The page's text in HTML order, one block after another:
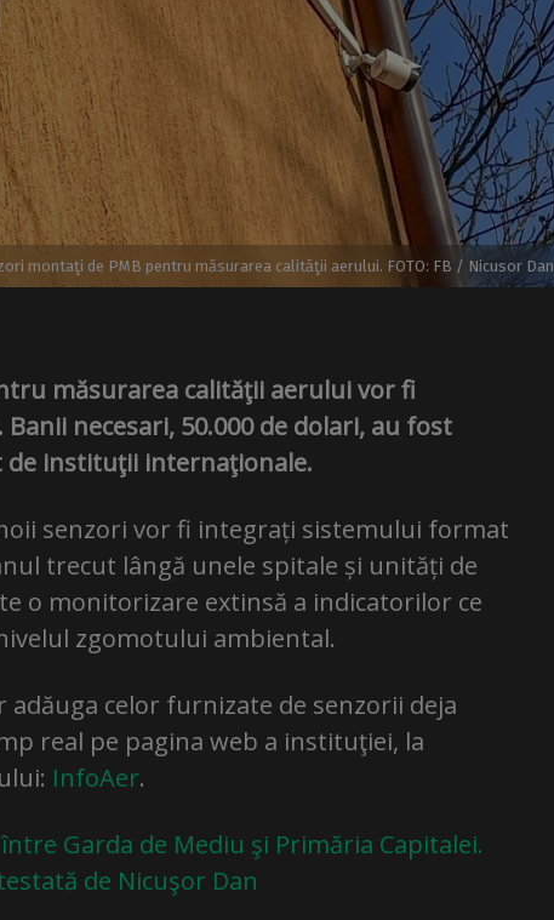
montaţi de PMB pentru măsurarea calităţii aerului. FOTO: FB / Nicusor Dan
măsurarea calităţii aerului vor fi
necesari, 50.000 de dolari, au fost
instituţii internaţionale.
senzori vor fi integrați sistemului format
trecut lângă unele spitale și unități de
o monitorizare extinsă a indicatorilor ce
zgomotului ambiental.
celor furnizate de senzorii deja
real pe pagina web a instituţiei, la
InfoAer.
Garda de Mediu şi Primăria Capitalei.
de Nicuşor Dan